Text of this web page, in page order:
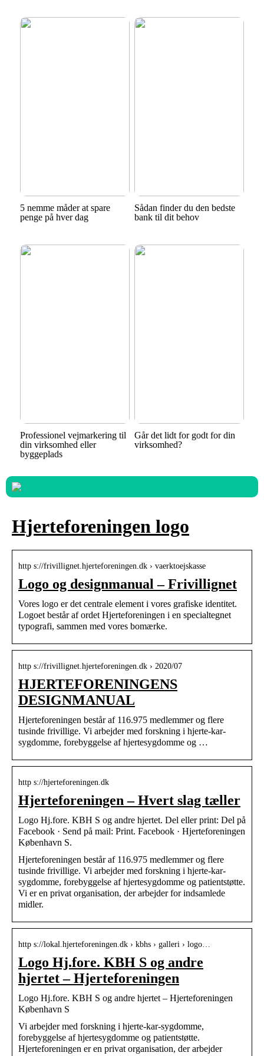
5 nemme måder at spare
penge på hver dag
Sådan finder du den bedste
bank til dit behov
Professionel vejmarkering til
din virksomhed eller
byggeplads
Går det lidt for godt for din
virksomhed?
Hjerteforeningen logo
http s://frivillignet.hjerteforeningen.dk › vaerktoejskasse
Logo og designmanual – Frivillignet
Vores logo er det centrale element i vores grafiske identitet.
Logoet består af ordet Hjerteforeningen i en specialtegnet
typografi, sammen med vores bomærke.
http s://frivillignet.hjerteforeningen.dk › 2020/07
HJERTEFORENINGENS
DESIGNMANUAL
Hjerteforeningen består af 116.975 medlemmer og flere
tusinde frivillige. Vi arbejder med forskning i hjerte-kar-
sygdomme, forebyggelse af hjertesygdomme og …
http s://hjerteforeningen.dk
Hjerteforeningen – Hvert slag tæller
Logo Hj.fore. KBH S og andre hjertet. Del eller print: Del på
Facebook · Send på mail: Print. Facebook · Hjerteforeningen
København S.
Hjerteforeningen består af 116.975 medlemmer og flere
tusinde frivillige. Vi arbejder med forskning i hjerte-kar-
sygdomme, forebyggelse af hjertesygdomme og patientstøtte.
Vi er en privat organisation, der arbejder for indsamlede
midler.
http s://lokal.hjerteforeningen.dk › kbhs › galleri › logo…
Logo Hj.fore. KBH S og andre
hjertet – Hjerteforeningen
Logo Hj.fore. KBH S og andre hjertet – Hjerteforeningen
København S
Vi arbejder med forskning i hjerte-kar-sygdomme,
forebyggelse af hjertesygdomme og patientstøtte.
Hjerteforeningen er en privat organisation, der arbejder